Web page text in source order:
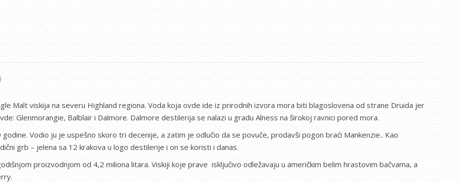
Malt viskija na severu Highland regiona. Voda koja ovde ide iz prirodnih izvora mora biti blagoslovena od strane Druida jer
Glenmorangie, Balblair i Dalmore. Dalmore destilerija se nalazi u gradu Alness na širokoj ravnici pored mora.
Vodio ju je uspešno skoro tri decenije, a zatim je odlučio da se povuče, prodavši pogon braći Mankenzie.. Kao
grb – jelena sa 12 krakova u logo destilerije i on se koristi i danas.
proizvodnjom od 4,2 miliona litara. Viskiji koje prave isključivo odležavaju u američkim belim hrastovim bačvama, a